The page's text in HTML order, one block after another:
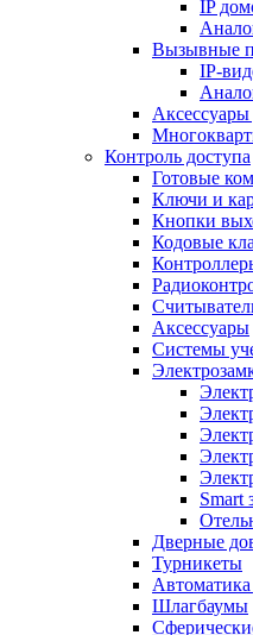
IP
Вызывные
IP-
Контроль доступа
Готовые
Ключи и
Кнопки
Кодовые
Аксессуары
Системы
Smart
Дверные
Турникеты
Шлагбаумы